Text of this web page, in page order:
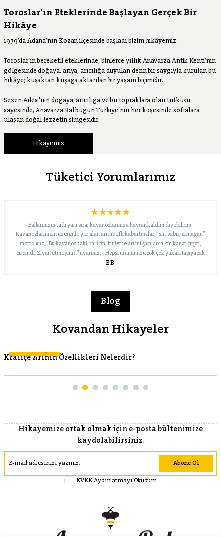
Toroslar’ın Eteklerinde Başlayan Gerçek Bir
Hikâye
1979’da Adana’nın Kozan ilçesinde başladı bizim hikâyemiz.
Toroslar’ın bereketli eteklerinde, binlerce yıllık Anavarza Antik Kenti’nin
gölgesinde doğaya, arıya, arıcılığa duyulan derin bir saygıyla kurulan bu
hikâye; kuşaktan kuşağa aktarılan bir yaşam biçimidir.
Sezen Ailesi’nin doğaya, arıcılığa ve bu topraklara olan tutkusu
sayesinde, Anavarza Bal bugün Türkiye’nin her köşesinde sofralara
ulaşan doğal lezzetin simgesidir.
Hikayemiz
Tüketici Yorumlarımız
Ballarınızın tadı yanı sıra, kavanozlarınıza hayran kaldım diyebilirim.
Kavanozlarınızın üzerinde yer alan arı motifli kabartmalar, “sır, sabır, armağan”
motto’nuz, “Bu kavanozdaki bal için, binlerce arı milyonlarca km kanat çırptı,
çırpındı. Ziyan etmeyiniz.” uyarınız… Hepsi ürününüzü çok çok yukarı taşıyacak
nitelikte. Bugün merak edip Internet’te biraz araştırınca, “süzme çiçek” dışında
E.B.
Blog
Kovandan Hikayeler
Kraliçe Arının Özellikleri Nelerdir?
Hikayemize ortak olmak için e-posta bültenimize
kaydolabilirsiniz.
KVKK Aydınlatmayı Okudum
Abone Ol